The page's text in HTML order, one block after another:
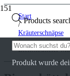
Products
Produkt wurde
Start
/
Kräuterschnäpse
/
Bienenbütteler